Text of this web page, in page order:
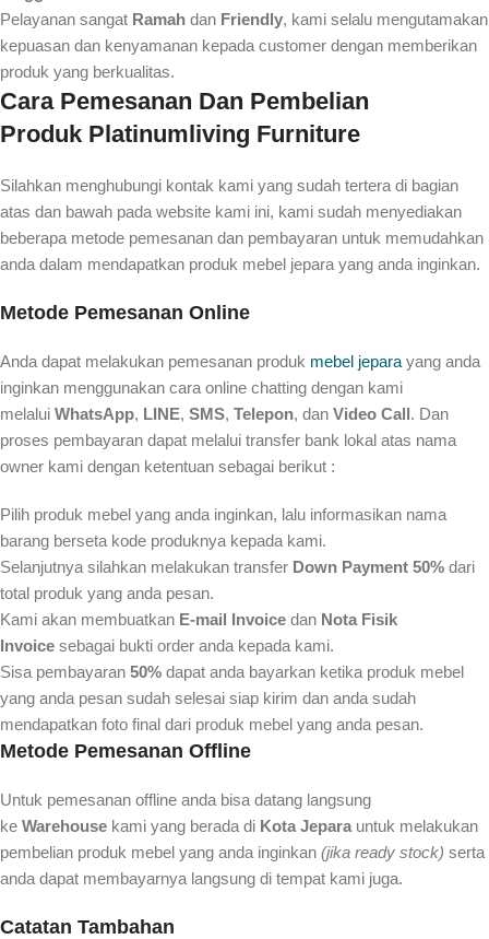
Pelayanan sangat Ramah dan Friendly, kami selalu mengutamakan
kepuasan dan kenyamanan kepada customer dengan memberikan
produk yang berkualitas.
Cara Pemesanan Dan Pembelian
Produk Platinumliving Furniture
Silahkan menghubungi kontak kami yang sudah tertera di bagian
atas dan bawah pada website kami ini, kami sudah menyediakan
beberapa metode pemesanan dan pembayaran untuk memudahkan
anda dalam mendapatkan produk mebel jepara yang anda inginkan.
Metode Pemesanan Online
Anda dapat melakukan pemesanan produk mebel jepara yang anda
inginkan menggunakan cara online chatting dengan kami
melalui WhatsApp, LINE, SMS, Telepon, dan Video Call. Dan
proses pembayaran dapat melalui transfer bank lokal atas nama
owner kami dengan ketentuan sebagai berikut :
Pilih produk mebel yang anda inginkan, lalu informasikan nama
barang berseta kode produknya kepada kami.
Selanjutnya silahkan melakukan transfer Down Payment 50% dari
total produk yang anda pesan.
Kami akan membuatkan E-mail Invoice dan Nota Fisik
Invoice sebagai bukti order anda kepada kami.
Sisa pembayaran 50% dapat anda bayarkan ketika produk mebel
yang anda pesan sudah selesai siap kirim dan anda sudah
mendapatkan foto final dari produk mebel yang anda pesan.
Metode Pemesanan Offline
Untuk pemesanan offline anda bisa datang langsung
ke Warehouse kami yang berada di Kota Jepara untuk melakukan
pembelian produk mebel yang anda inginkan (jika ready stock) serta
anda dapat membayarnya langsung di tempat kami juga.
Catatan Tambahan